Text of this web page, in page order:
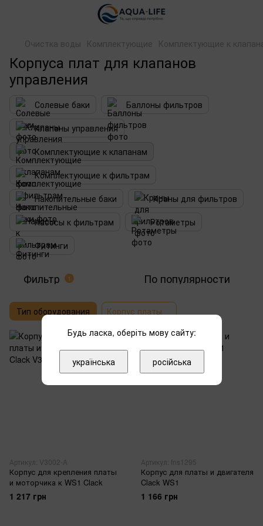
Очистка воды Комплектующие Комплектующие к
Корпуса плат для клапанов
управления
Солевые баки
Баллоны фильтров
Клапаны управления
Комплектующие к клапанам
Комплектующие к фильтрам
Накопительные баки
Краны для фильтров
Насосы к фильтрам
Ротаметры
Фитинги
Фильтр 1 По популярности
Тип оборудования Корпус платы
Артикул: V3002-A
Корпус для крепления платы
и моторчика к WS1 Clack
1 217 грн
Артикул: fns1295
Корпус для платы и двигателя
Clack WS1
1 166 грн
Будь ласка, оберіть мову сайту:
українська російська